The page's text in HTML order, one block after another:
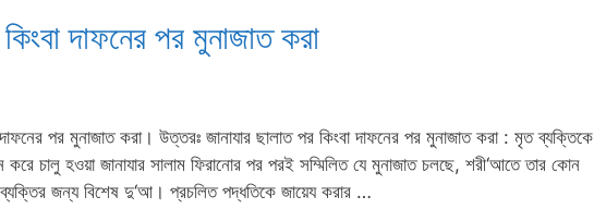
দাফনের পর মুনাজাত করা
দাফনের পর মুনাজাত করা। উত্তরঃ জানাযার ছালাত পর কিংবা দাফনের পর মুনাজাত করা : মৃত ব্যক্তিকে
চালু হওয়া জানাযার সালাম ফিরানোর পর পরই সম্মিলিত যে মুনাজাত চলছে, শরী‘আতে তার কোন
জন্য বিশেষ দু‘আ। প্রচলিত পদ্ধতিকে জায়েয করার …